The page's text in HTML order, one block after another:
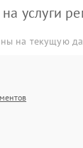
услуги
на текущую